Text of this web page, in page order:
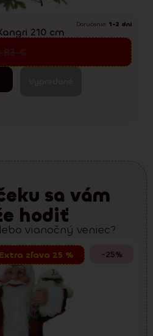
Doručenie: 1-2 dni
210 cm
výpredaj
sa vám
hodiť
vianočný veniec?
-25%
Extra zľava 25 %